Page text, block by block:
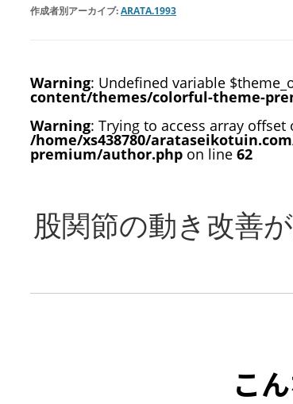
作成者別アーカイブ:ARATA.1993
Warning: Undefined variable
content/themes/colorful-theme-
Warning: Trying to access array
/home/xs438780/
premium/author.php on line 62
股関節の動き改善
こ